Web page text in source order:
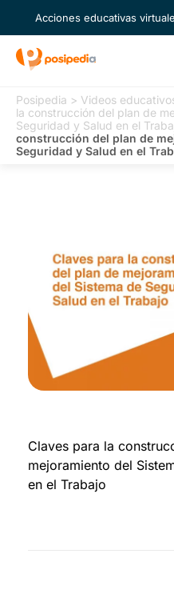
Acciones educativas
Posipedia > Videos
la construcción del plan de
Seguridad y Salud en el
construcción del plan de
Seguridad y Salud en el
Claves para la
mejoramiento del
en el Trabajo